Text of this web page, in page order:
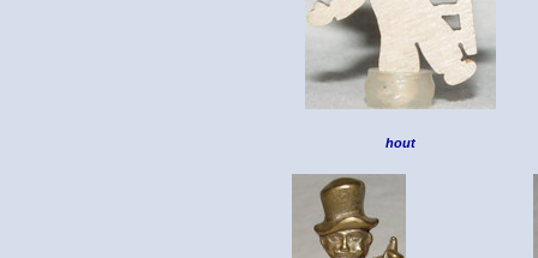
hout